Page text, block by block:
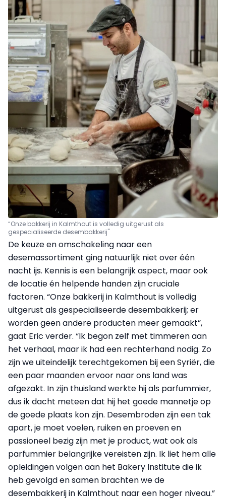
“Onze bakkerij in Kalmthout is volledig uitgerust als
gespecialiseerde desembakkerij"
De keuze en omschakeling naar een
desemassortiment ging natuurlijk niet over één
nacht ijs. Kennis is een belangrijk aspect, maar ook
de locatie én helpende handen zijn cruciale
factoren. “Onze bakkerij in Kalmthout is volledig
uitgerust als gespecialiseerde desembakkerij; er
worden geen andere producten meer gemaakt”,
gaat Eric verder. “Ik begon zelf met timmeren aan
het verhaal, maar ik had een rechterhand nodig. Zo
zijn we uiteindelijk terechtgekomen bij een Syriër, die
een paar maanden ervoor naar ons land was
afgezakt. In zijn thuisland werkte hij als parfummier,
dus ik dacht meteen dat hij het goede mannetje op
de goede plaats kon zijn. Desembroden zijn een tak
apart, je moet voelen, ruiken en proeven en
passioneel bezig zijn met je product, wat ook als
parfummier belangrijke vereisten zijn. Ik liet hem alle
opleidingen volgen aan het Bakery Institute die ik
heb gevolgd en samen brachten we de
desembakkerij in Kalmthout naar een hoger niveau.”